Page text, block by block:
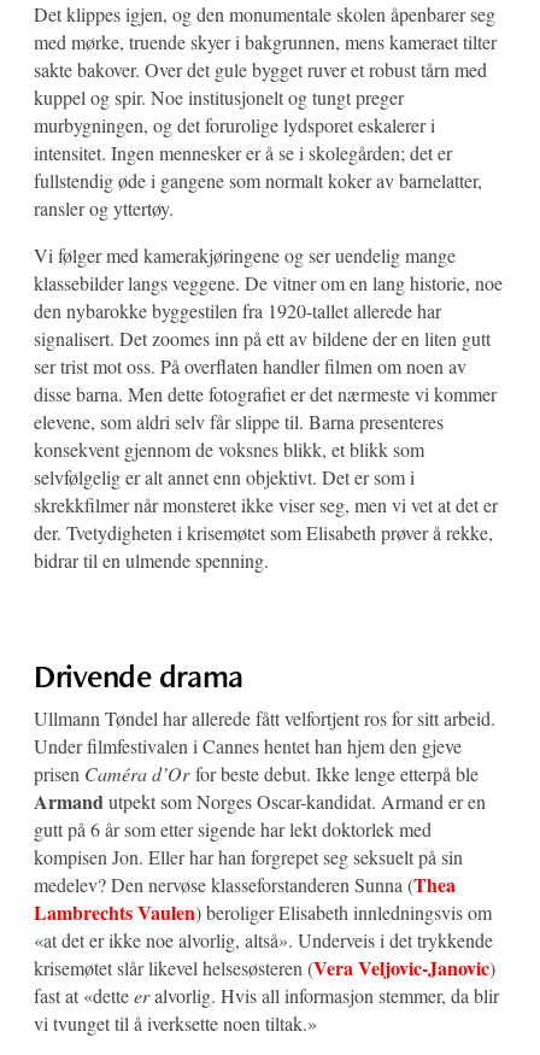
Det klippes igjen, og den monumentale skolen åpenbarer seg
med mørke, truende skyer i bakgrunnen, mens kameraet tilter
sakte bakover. Over det gule bygget ruver et robust tårn med
kuppel og spir. Noe institusjonelt og tungt preger
murbygningen, og det forurolige lydsporet eskalerer i
intensitet. Ingen mennesker er å se i skolegården; det er
fullstendig øde i gangene som normalt koker av barnelatter,
ransler og yttertøy.
Vi følger med kamerakjøringene og ser uendelig mange
klassebilder langs veggene. De vitner om en lang historie, noe
den nybarokke byggestilen fra 1920-tallet allerede har
signalisert. Det zoomes inn på ett av bildene der en liten gutt
ser trist mot oss. På overflaten handler filmen om noen av
disse barna. Men dette fotografiet er det nærmeste vi kommer
elevene, som aldri selv får slippe til. Barna presenteres
konsekvent gjennom de voksnes blikk, et blikk som
selvfølgelig er alt annet enn objektivt. Det er som i
skrekkfilmer når monsteret ikke viser seg, men vi vet at det er
der. Tvetydigheten i krisemøtet som Elisabeth prøver å rekke,
bidrar til en ulmende spenning.
Drivende drama
Ullmann Tøndel har allerede fått velfortjent ros for sitt arbeid.
Under filmfestivalen i Cannes hentet han hjem den gjeve
prisen Caméra d’Orfor beste debut. Ikke lenge etterpå ble
Armandutpekt som Norges Oscar-kandidat. Armand er en
gutt på 6 år som etter sigende har lekt doktorlek med
kompisen Jon. Eller har han forgrepet seg seksuelt på sin
medelev? Den nervøse klasseforstanderen Sunna (Thea
Lambrechts Vaulen) beroliger Elisabeth innledningsvis om
«at det er ikke noe alvorlig, altså». Underveis i det trykkende
krisemøtet slår likevel helsesøsteren (Vera Veljovic-Janovic)
fast at «detteeralvorlig. Hvis all informasjon stemmer, da blir
vi tvunget til å iverksette noen tiltak.»